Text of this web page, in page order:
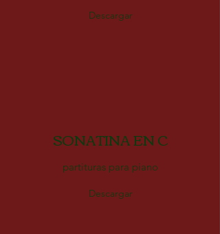
Descargar
SONATINA EN C
partituras para piano
Descargar